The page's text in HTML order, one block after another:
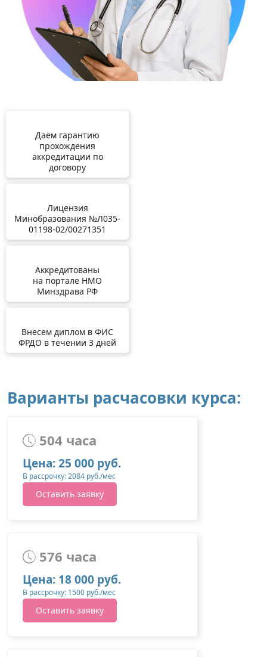
Даём гарантию
прохождения
аккредитации по
договору
Лицензия
Минобразования №Л035-
01198-02/00271351
Аккредитованы
на портале НМО
Минздрава РФ
Внесем диплом в ФИС
ФРДО в течении 3 дней
Варианты расчасовки курса:
504 часа
Цена: 25 000 руб.
В рассрочку: 2084 руб./мес
Оставить заявку
576 часа
Цена: 18 000 руб.
В рассрочку: 1500 руб./мес
Оставить заявку